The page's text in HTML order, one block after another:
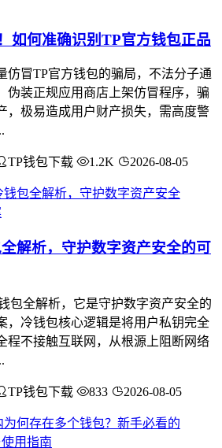
如何准确识别TP官方钱包正品
仿冒TP官方钱包的骗局，不法分子通
伪装正规应用商店上架仿冒程序，骗
，极易造成用户财产损失，需高度警
TP钱包下载 1.2K 2026-08-05
解析，守护数字资产安全的可
包全解析，它是守护数字资产安全的
，冷钱包核心逻辑是将用户私钥完全
程不接触互联网，从根源上阻断网络
TP钱包下载 833 2026-08-05